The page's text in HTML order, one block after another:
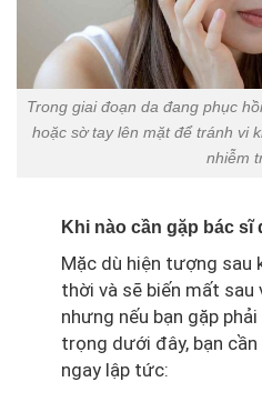
Trong giai đoạn da đang phục
hoặc sờ tay lên mặt để tránh vi
nhiễm
Khi nào cần gặp bác sĩ
Mặc dù hiện tượng sau
thời và sẽ biến mất sau
nhưng nếu bạn gặp
trọng dưới đây, bạn
ngay lập tức: